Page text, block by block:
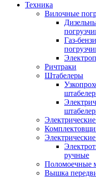
Техника
Вилочные
Газ-
Ричтраки
Штабелеры
Электрические
ручные
Поломоечные
Вышка